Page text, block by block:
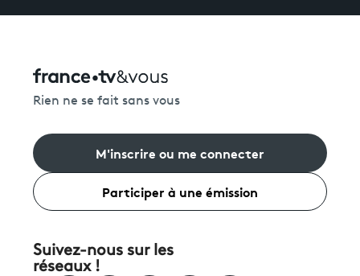
Rien ne se fait sans vous
M'inscrire ou me connecter
Participer à une émission
Suivez-nous sur les
réseaux !